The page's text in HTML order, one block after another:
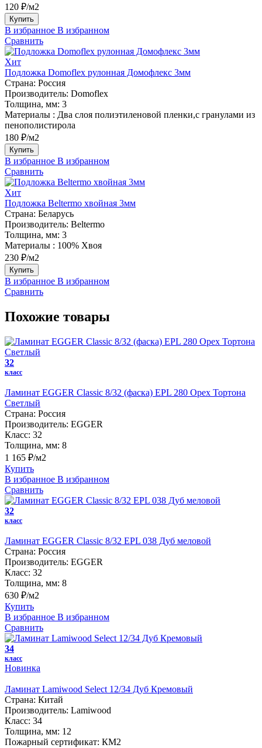
120 ₽/м2
Купить
В избранное В избранном
Сравнить
Хит
Подложка Domoflex рулонная Домофлекс 3мм
Страна: Россия
Производитель: Domoflex
Толщина, мм: 3
Материалы : Два слоя полиэтиленовой пленки,с гранулами из
пенополистирола
180 ₽/м2
Купить
В избранное В избранном
Сравнить
Хит
Подложка Beltermo хвойная 3мм
Страна: Беларусь
Производитель: Beltermo
Толщина, мм: 3
Материалы : 100% Хвоя
230 ₽/м2
Купить
В избранное В избранном
Сравнить
Похожие товары
32
класс
Ламинат EGGER Classic 8/32 (фаска) EPL 280 Орех Тортона
Светлый
Страна: Россия
Производитель: EGGER
Класс: 32
Толщина, мм: 8
1 165 ₽/м2
Купить
В избранное В избранном
Сравнить
32
класс
Ламинат EGGER Classic 8/32 EPL 038 Дуб меловой
Страна: Россия
Производитель: EGGER
Класс: 32
Толщина, мм: 8
630 ₽/м2
Купить
В избранное В избранном
Сравнить
34
класс
Новинка
Ламинат Lamiwood Select 12/34 Дуб Кремовый
Страна: Китай
Производитель: Lamiwood
Класс: 34
Толщина, мм: 12
Пожарный сертификат: КМ2